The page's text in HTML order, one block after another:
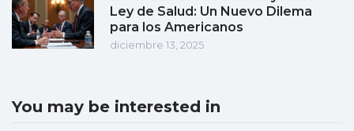
Ley de Salud: Un Nuevo Dilema
para los Americanos
diciembre 13, 2025
You may be interested in